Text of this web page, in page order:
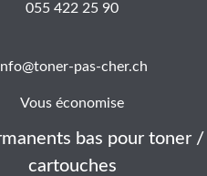
055 422 25 90
pas-cher.ch
Vous économise
bas pour toner /
cartouches